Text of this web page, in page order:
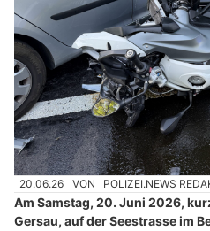
20.06.26 VON POLIZEI.NEWS
Am Samstag, 20. Juni 2026,
Gersau, auf der Seestrasse im